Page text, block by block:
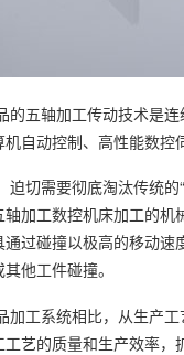
的五轴加工传动技术是
自动控制、高性能数控
切需要彻底淘汰传统
加工数控机床加工的
过碰撞以极高的移动
他工件碰撞。
加工系统相比，从生产
艺的质量和生产效率，